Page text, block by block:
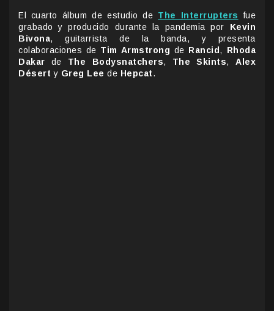
El cuarto álbum de estudio de The Interrupters fue
grabado y producido durante la pandemia por Kevin
Bivona, guitarrista de la banda, y presenta
colaboraciones de Tim Armstrong de Rancid , Rhoda
Dakar de The Bodysnatchers, The Skints,Alex
Désert y Greg Lee de Hepcat.